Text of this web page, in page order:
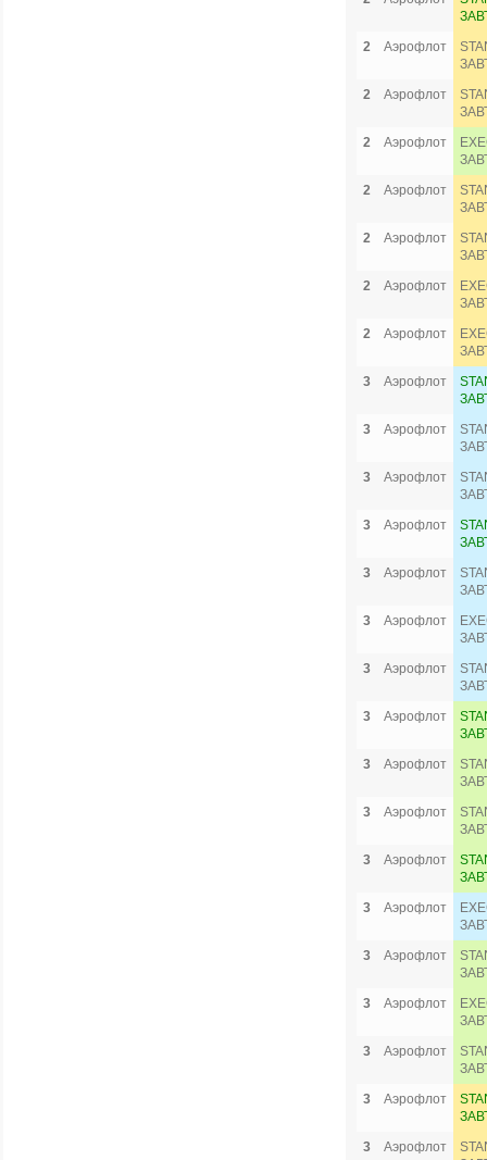
2
Аэрофлот
2
Аэрофлот
2
Аэрофлот
2
Аэрофлот
2
Аэрофлот
2
Аэрофлот
2
Аэрофлот
3
Аэрофлот
3
Аэрофлот
3
Аэрофлот
3
Аэрофлот
3
Аэрофлот
3
Аэрофлот
3
Аэрофлот
3
Аэрофлот
3
Аэрофлот
3
Аэрофлот
3
Аэрофлот
3
Аэрофлот
3
Аэрофлот
3
Аэрофлот
3
Аэрофлот
3
Аэрофлот
3
Аэрофлот